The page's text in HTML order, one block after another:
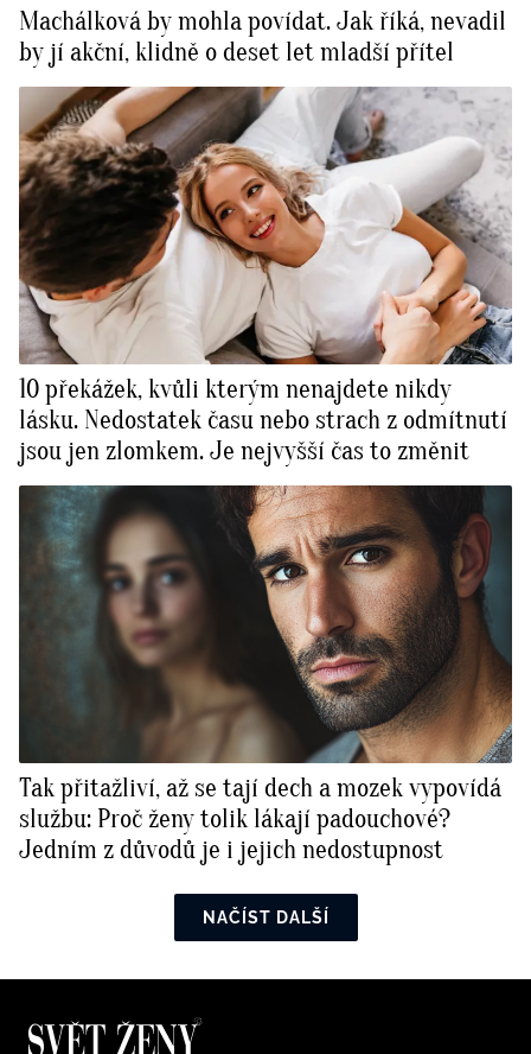
Machálková by mohla povídat. Jak říká, nevadil
by jí akční, klidně o deset let mladší přítel
10 překážek, kvůli kterým nenajdete nikdy
lásku. Nedostatek času nebo strach z odmítnutí
jsou jen zlomkem. Je nejvyšší čas to změnit
Tak přitažliví, až se tají dech a mozek vypovídá
službu: Proč ženy tolik lákají padouchové?
Jedním z důvodů je i jejich nedostupnost
NAČÍST DALŠÍ